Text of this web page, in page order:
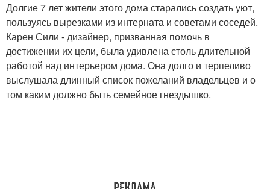
Долгие 7 лет жители этого дома старались создать уют,
пользуясь вырезками из интерната и советами соседей.
Карен Сили - дизайнер, призванная помочь в
достижении их цели, была удивлена столь длительной
работой над интерьером дома. Она долго и терпеливо
выслушала длинный список пожеланий владельцев и о
том каким должно быть семейное гнездышко.